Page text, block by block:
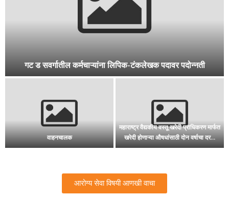
गणवेश: आरोग्य सेवा
माझ गांव आरोग्य संपन्न गांव अभियान
नागरिकांची सनद: सार्वजनिक आरोग्य विभागाची
सुधारित व अद्ययावत प्रसिध्द करण्याबाबत
आरोग्य सेवा विषयी आणखी वाचा